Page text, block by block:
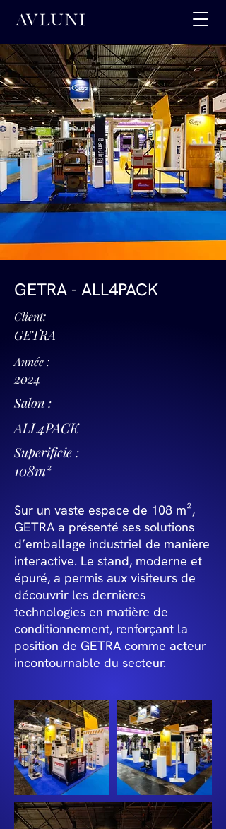
GETRA - ALL4PACK
Client:
GETRA
Année :
2024
Salon :
ALL4PACK
Superificie :
108m²
Sur un vaste espace de 108 m²,
GETRA a présenté ses solutions
d’emballage industriel de manière
interactive. Le stand, moderne et
épuré, a permis aux visiteurs de
découvrir les dernières
technologies en matière de
conditionnement, renforçant la
position de GETRA comme acteur
incontournable du secteur.